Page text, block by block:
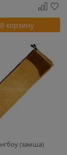
В корзину
(замша)